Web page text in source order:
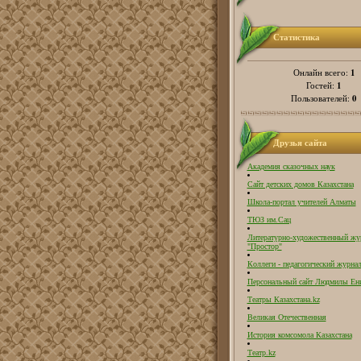
Статистика
Онлайн всего: 1
Гостей: 1
Пользователей: 0
Друзья сайта
Академия сказочных наук
Сайт детских домов Казахстана
Школа-портал учителей Алматы
ТЮЗ им.Сац
Литературно-художественный
"Простор"
Коллеги - педагогический
Персональный сайт Людмилы
Театры Казахстана.kz
Великая Отечественная
История комсомола Казахстана
Театр.kz